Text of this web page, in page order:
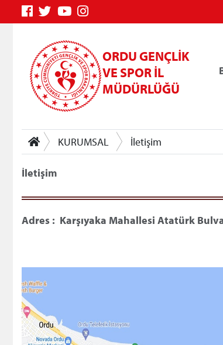
ORDU GENÇLİK
VE SPOR İL
MÜDÜRLÜĞÜ
KURUMSAL İletişim
İletişim
Adres : Karşıyaka Mahallesi Atatürk